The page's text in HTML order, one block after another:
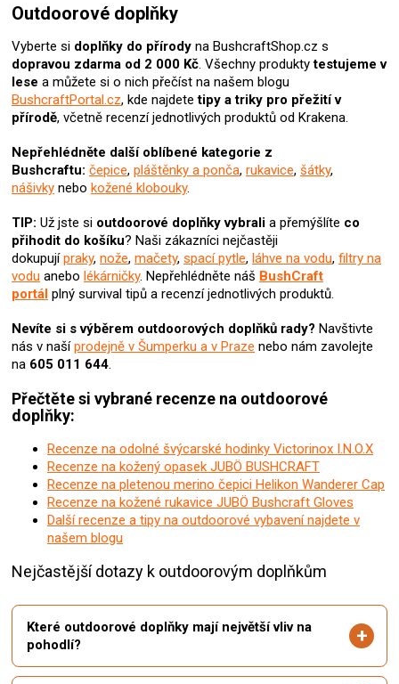
p
r
v
k
y
v
ý
p
i
u
Outdoorové doplňky
Vyberte si doplňky do přírody na BushcraftShop.cz s
dopravou zdarma od 2 000 Kč. Všechny produktytestujeme v
lese a můžete si o nich přečíst na našem blogu
BushcraftPortal.cz, kde najdetetipy a triky pro přežití v
přírodě, včetně recenzí jednotlivých produktů od Krakena.
Nepřehlédněte další oblíbené kategorie z
Bushcraftu: čepice, pláštěnky a ponča, rukavice, šátky,
nášivky nebo kožené klobouky.
TIP: Už jste si outdoorové doplňkyvybrali a přemýšlíte co
přihodit do košíku? Naši zákazníci nejčastěji
dokupujípraky, nože, mačety, spací pytle, láhve na vodu, filtry na
vodu anebo lékárničky. Nepřehlédněte náš BushCraft
portál plný survival tipů a recenzí jednotlivých produktů.
Nevíte si s výběrem outdoorových doplňků rady? Navštivte
nás v našíprodejně v Šumperku a v Praze nebo nám zavolejte
na 605 011 644.
Přečtěte si vybrané recenze na outdoorové
doplňky:
Recenze na odolné švýcarské hodinky Victorinox I.N.O.X
Recenze na kožený opasek JUBÖ BUSHCRAFT
Recenze na pletenou merino čepici Helikon Wanderer Cap
Recenze na kožené rukavice JUBÖ Bushcraft Gloves
Další recenze a tipy na outdoorové vybavení najdete v
našem blogu
Nejčastější dotazy k outdoorovým doplňkům
Které outdoorové doplňky mají největší vliv na
pohodlí?